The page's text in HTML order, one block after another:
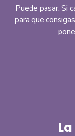
Puede pasar. Si
para que